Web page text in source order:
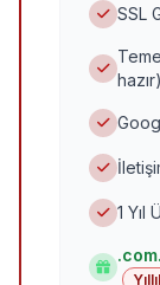
SSL
hazır)
1 Yıl